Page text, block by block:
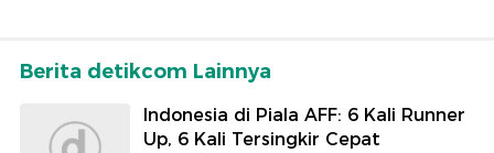
Berita detikcom Lainnya
Indonesia di Piala AFF: 6 Kali Runner
Up, 6 Kali Tersingkir Cepat